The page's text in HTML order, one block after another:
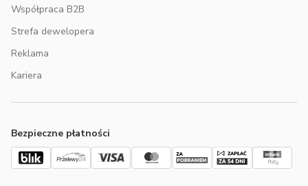
Współpraca B2B
Strefa dewelopera
Reklama
Kariera
Bezpieczne płatności